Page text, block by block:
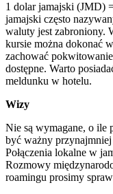
1 dolar jamajski (JMD)
jamajski często
waluty jest zabroniony.
kursie można dokonać
zachować
dostępne. Warto
meldunku w hotelu.
Wizy
Nie są wymagane, o ile
być ważny
Połączenia lokalne w
Rozmowy
roamingu prosimy